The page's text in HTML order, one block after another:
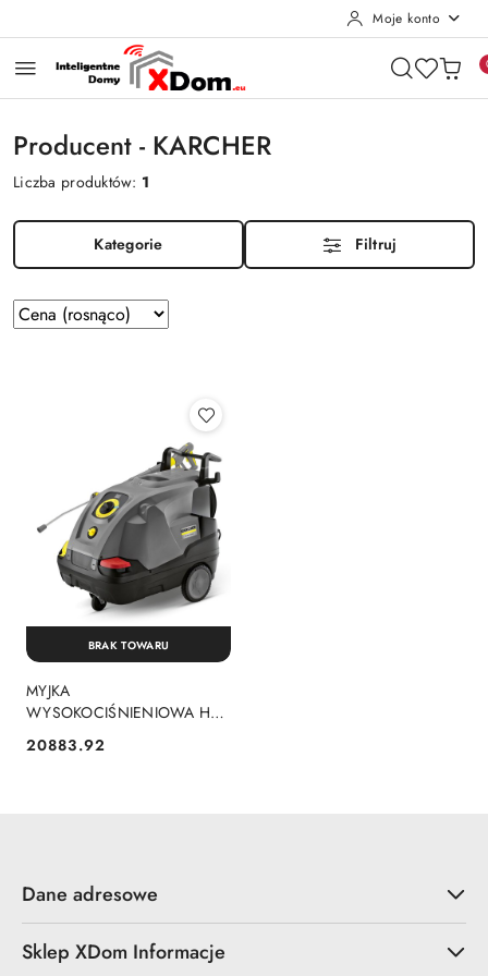
Moje konto
Producent - KARCHER
Liczba produktów: 1
Kategorie Filtruj
Zastosowano
sortowanie:
Sortuj
według
MYJKA
WYSOKOCIŚNIENIOWA HDS
8/18-4 C EU
Cena:
20883.92
BRAK TOWARU
Dane adresowe
Sklep XDom Informacje